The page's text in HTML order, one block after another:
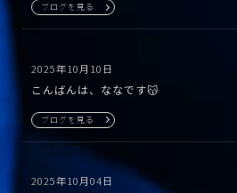
ブログを見る
2025年10月10日
こんばんは、ななです😽
ブログを見る
2025年10月04日